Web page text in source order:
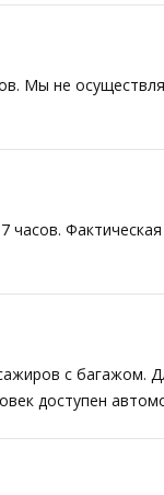
Мы не
с багажом.
доступен